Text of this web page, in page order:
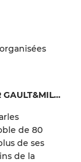
PRÉSENTATION DU DOMAINE PAR GAULT&MILLAU
de 80
de ses
de la